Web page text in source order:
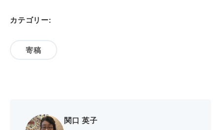
カテゴリー:
寄稿
関口 英子